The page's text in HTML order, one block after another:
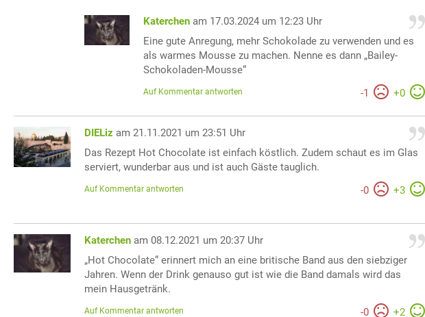
Katerchen am 17.03.2024 um 12:23 Uhr
Eine gute Anregung, mehr Schokolade zu verwenden und es
als warmes Mousse zu machen. Nenne es dann „Bailey-
Schokoladen-Mousse“
-1 +0
Auf Kommentar antworten
DIELiz am 21.11.2021 um 23:51 Uhr
Das Rezept Hot Chocolate ist einfach köstlich. Zudem schaut es im Glas
serviert, wunderbar aus und ist auch Gäste tauglich.
-0 +3
Auf Kommentar antworten
Katerchen am 08.12.2021 um 20:37 Uhr
„Hot Chocolate“ erinnert mich an eine britische Band aus den siebziger
Jahren. Wenn der Drink genauso gut ist wie die Band damals wird das
mein Hausgetränk.
-0 +2
Auf Kommentar antworten